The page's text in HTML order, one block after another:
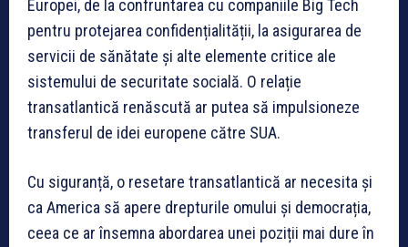
Europei, de la confruntarea cu companiile Big Tech
pentru protejarea confidențialității, la asigurarea de
servicii de sănătate și alte elemente critice ale
sistemului de securitate socială. O relație
transatlantică renăscută ar putea să impulsioneze
transferul de idei europene către SUA.
Cu siguranță, o resetare transatlantică ar necesita și
ca America să apere drepturile omului și democrația,
ceea ce ar însemna abordarea unei poziții mai dure în